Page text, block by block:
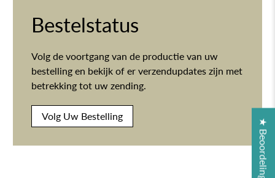
Bestelstatus
Volg de voortgang van de productie van uw
bestelling en bekijk of er verzendupdates zijn met
betrekking tot uw zending.
Volg Uw Bestelling
★ Beoordelingen